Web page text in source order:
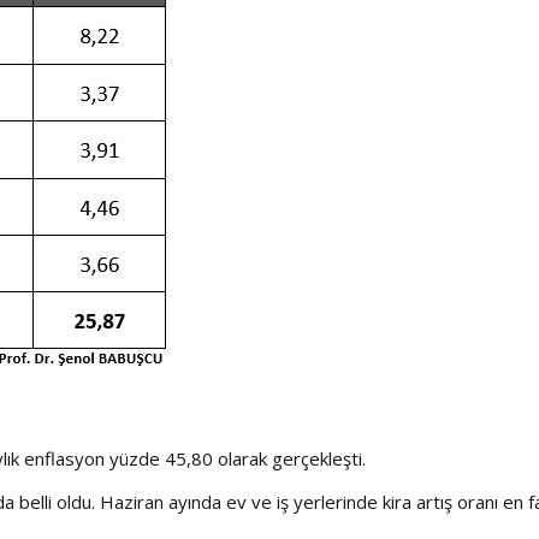
enflasyon yüzde 45,80 olarak gerçekleşti.
belli oldu. Haziran ayında ev ve iş yerlerinde kira artış oranı en